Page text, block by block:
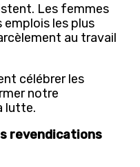
Les femmes
les plus
au travail
célébrer les
notre
lutte.
revendications